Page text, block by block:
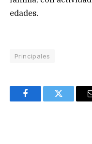
edades.
Principales
FacebookTwitter